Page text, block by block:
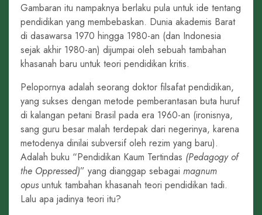
Gambaran itu nampaknya berlaku pula untuk ide tentang
pendidikan yang membebaskan. Dunia akademis Barat
di dasawarsa 1970 hingga 1980-an (dan Indonesia
sejak akhir 1980-an) dijumpai oleh sebuah tambahan
khasanah baru untuk teori pendidikan kritis.
Pelopornya adalah seorang doktor filsafat pendidikan,
yang sukses dengan metode pemberantasan buta huruf
di kalangan petani Brasil pada era 1960-an (ironisnya,
sang guru besar malah terdepak dari negerinya, karena
metodenya dinilai subversif oleh rezim yang baru).
Adalah buku “Pendidikan Kaum Tertindas (Pedagogy of
the Oppressed)” yang dianggap sebagai magnum
opus untuk tambahan khasanah teori pendidikan tadi.
Lalu apa jadinya teori itu?